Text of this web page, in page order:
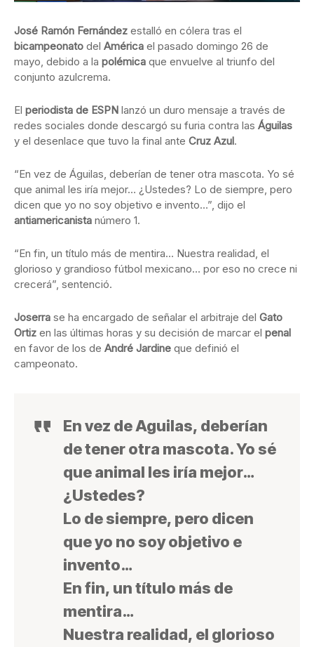
José Ramón Fernández estalló en cólera tras el
bicampeonato del América el pasado domingo 26 de
mayo, debido a la polémica que envuelve al triunfo del
conjunto azulcrema.
El periodista de ESPN lanzó un duro mensaje a través de
redes sociales donde descargó su furia contra las Águilas
y el desenlace que tuvo la final ante Cruz Azul.
“En vez de Águilas, deberían de tener otra mascota. Yo sé
que animal les iría mejor… ¿Ustedes? Lo de siempre, pero
dicen que yo no soy objetivo e invento…”, dijo el
antiamericanista número 1.
“En fin, un título más de mentira… Nuestra realidad, el
glorioso y grandioso fútbol mexicano… por eso no crece ni
crecerá”, sentenció.
Joserra se ha encargado de señalar el arbitraje del Gato
Ortiz en las últimas horas y su decisión de marcar el penal
en favor de los de André Jardine que definió el
campeonato.
En vez de Aguilas, deberían
de tener otra mascota. Yo sé
que animal les iría mejor…
¿Ustedes?
Lo de siempre, pero dicen
que yo no soy objetivo e
invento…
En fin, un título más de
mentira…
Nuestra realidad, el glorioso